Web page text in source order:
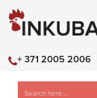
+ 371 2005 2006